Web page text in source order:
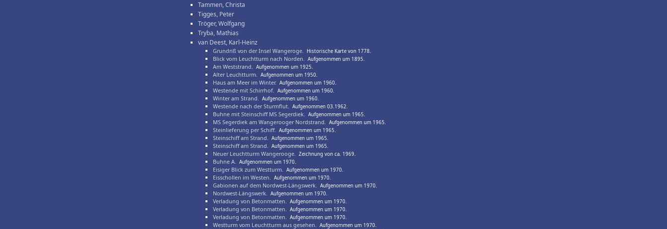
Tammen, Christa
Tigges, Peter
Tröger, Wolfgang
Tryba, Mathias
van Deest, Karl-Heinz
Grundriß von der Insel Wangeroge. Historische Karte von 1778.
Blick vom Leuchtturm nach Norden. Aufgenommen um 1895.
Am Weststrand. Aufgenommen um 1925.
Alter Leuchtturm. Aufgenommen um 1950.
Haus am Meer im Winter. Aufgenommen um 1960.
Westende mit Schirrhof. Aufgenommen um 1960.
Winter am Strand. Aufgenommen um 1960.
Westende nach der Sturmflut. Aufgenommen 03.1962.
Buhne mit Steinschiff MS Segerdiek. Aufgenommen um 1965.
MS Segerdiek am Wangerooger Nordstrand. Aufgenommen um 1965.
Steinlieferung per Schiff. Aufgenommen um 1965.
Steinschiff am Strand. Aufgenommen um 1965.
Steinschiff am Strand. Aufgenommen um 1965.
Neuer Leuchtturm Wangerooge. Zeichnung von ca. 1969.
Buhne A. Aufgenommen um 1970.
Eisiger Blick zum Westturm. Aufgenommen um 1970.
Eisschollen im Westen. Aufgenommen um 1970.
Gabionen auf dem Nordwest-Längswerk. Aufgenommen um 1970.
Nordwest-Längswerk. Aufgenommen um 1970.
Verladung von Betonmatten. Aufgenommen um 1970.
Verladung von Betonmatten. Aufgenommen um 1970.
Verladung von Betonmatten. Aufgenommen um 1970.
Westturm vom Leuchtturm aus gesehen. Aufgenommen um 1970.